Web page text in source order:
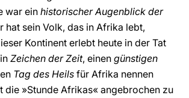
war ein historischer Augenblick der
hat sein Volk, das in Afrika lebt,
Kontinent erlebt heute in der Tat
Zeichen der Zeit, einen günstigen
Tag des Heils für Afrika nennen
die »Stunde Afrikas« angebrochen zu